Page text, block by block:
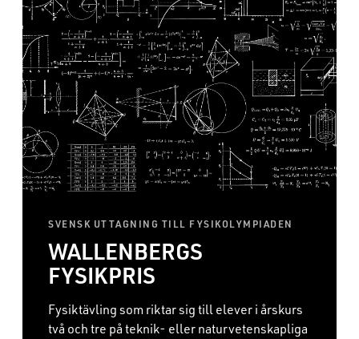
SVENSK UTTAGNING TILL FYSIKOLYMPIADEN
:
WALLENBERGS
FYSIKPRIS
Fysiktävling som riktar sig till elever i årskurs
två och tre på teknik- eller naturvetenskapliga